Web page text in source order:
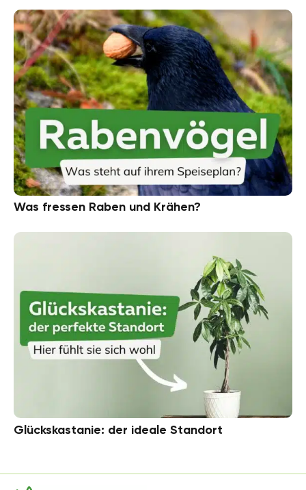
Was fressen Raben und Krähen?
Glückskastanie: der ideale Standort